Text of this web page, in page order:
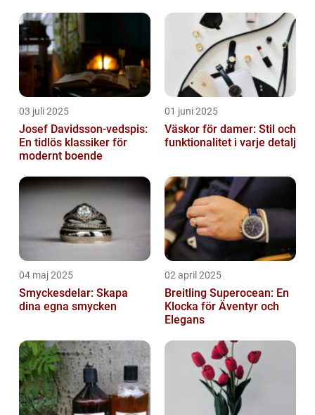
03 juli 2025
Josef Davidsson-vedspis:
En tidlös klassiker för
modernt boende
01 juni 2025
Väskor för damer: Stil och
funktionalitet i varje detalj
04 maj 2025
Smyckesdelar: Skapa
dina egna smycken
02 april 2025
Breitling Superocean: En
Klocka för Äventyr och
Elegans